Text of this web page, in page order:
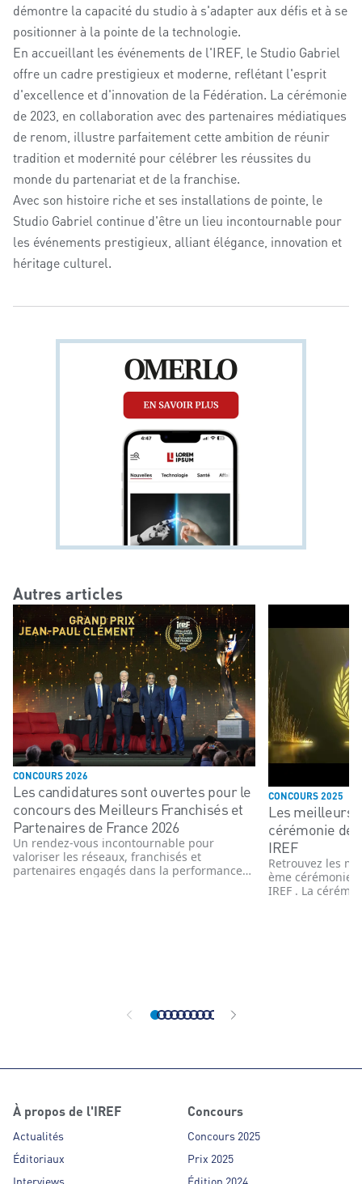
démontre la capacité du studio à s'adapter aux défis et à se
positionner à la pointe de la technologie.
En accueillant les événements de l'IREF, le Studio Gabriel
offre un cadre prestigieux et moderne, reflétant l'esprit
d'excellence et d'innovation de la Fédération. La cérémonie
de 2023, en collaboration avec des partenaires médiatiques
de renom, illustre parfaitement cette ambition de réunir
tradition et modernité pour célébrer les réussites du
monde du partenariat et de la franchise.
Avec son histoire riche et ses installations de pointe, le
Studio Gabriel continue d'être un lieu incontournable pour
les événements prestigieux, alliant élégance, innovation et
héritage culturel.
Autres articles
CONCOURS 2026
Les candidatures sont ouvertes pour le
concours des Meilleurs Franchisés et
Partenaires de France 2026
Un rendez-vous incontournable pour
valoriser les réseaux, franchisés et
partenaires engagés dans la performance
CONCOURS 2025
Les meilleurs
cérémonie de
IREF
Retrouvez les
ème cérémonie
IREF . La
À propos de l'IREF
Actualités
Éditoriaux
Interviews
Concours
Concours 2025
Prix 2025
Édition 2024